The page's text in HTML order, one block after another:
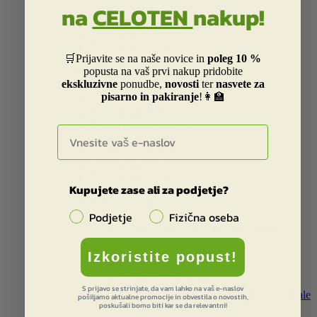
Deklice
Dečki
Kolekcija Peak
Zvezki, bloki in pripomočki

Kolekcija Street
Kolekcija Real Madrid
Kolekcija Liverpool
Kolekcija Catalina Estrada

Kolekcija Violetta
Kolekciji Super Hero girls in Rachael Hale
Kolekcija Soy Luna
naCELOTENnakup!
🛒Prijavite se na naše novice in poleg 10 %
popusta na vaš prvi nakup pridobite
ekskluzivneponudbe, novosti ternasvete za
pisarno in pakiranje!👩‍🏫
E-naslov
Kupujete zase ali za podjetje?
Podjetje
Fizična oseba
Izkoristite popust!
S prijavo se strinjate, da vam lahko na vaš e-naslov
pošiljamo aktualne promocije in obvestila o novostih,
poskušali bomo biti kar se da relevantni!